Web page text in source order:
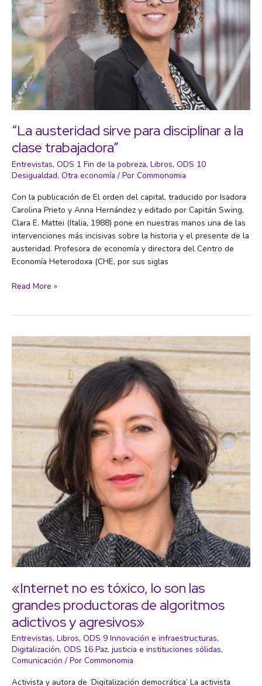
“La austeridad sirve para disciplinar a la
clase trabajadora”
Entrevistas, ODS 1 Fin de la pobreza, Libros, ODS 10
Desigualdad, Otra economía / Por Commonomia
Con la publicación de El orden del capital, traducido por Isadora
Carolina Prieto y Anna Hernández y editado por Capitán Swing,
Clara E. Mattei (Italia, 1988) pone en nuestras manos una de las
intervenciones más incisivas sobre la historia y el presente de la
austeridad. Profesora de economía y directora del Centro de
Economía Heterodoxa (CHE, por sus siglas
“La
disciplinar
a
trabajadora”
Read More »
«Internet no es tóxico, lo son las
grandes productoras de algoritmos
adictivos y agresivos»
Entrevistas, Libros, ODS 9 Innovación e infraestructuras,
Digitalización, ODS 16 Paz, justicia e instituciones sólidas,
Comunicación / Por Commonomia
Activista y autora de ‘Digitalización democrática’ La activista